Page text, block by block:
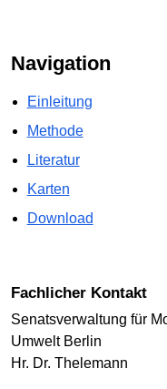
Navigation
Einleitung
Methode
Literatur
Karten
Download
Fachlicher Kontakt
Senatsverwaltung für
Umwelt Berlin
Hr. Dr. Thelemann